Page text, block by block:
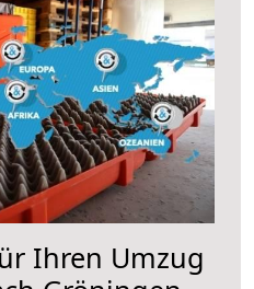
Ihren Umzug